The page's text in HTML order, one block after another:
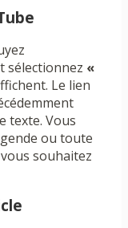
sélectionnez «
Le lien
texte. Vous
ou toute
souhaitez